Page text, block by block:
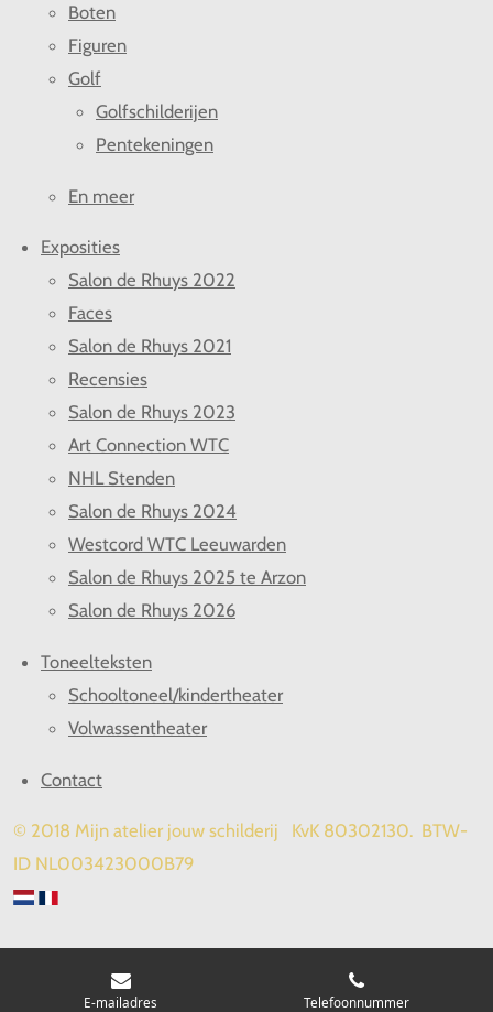
Boten
Figuren
Golf
Golfschilderijen
Pentekeningen
En meer
Exposities
Salon de Rhuys 2022
Faces
Salon de Rhuys 2021
Recensies
Salon de Rhuys 2023
Art Connection WTC
NHL Stenden
Salon de Rhuys 2024
Westcord WTC Leeuwarden
Salon de Rhuys 2025 te Arzon
Salon de Rhuys 2026
Toneelteksten
Schooltoneel/kindertheater
Volwassentheater
Contact
© 2018 Mijn atelier jouw schilderij KvK 80302130. BTW-
ID NL003423000B79
E-mailadres Telefoonnummer